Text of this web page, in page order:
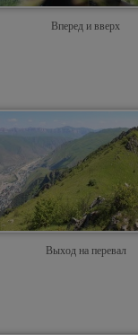
Вперед и вверх
Выход на перевал